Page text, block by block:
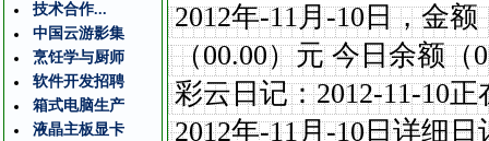
技术合作...
中国云游影集
烹饪学与厨师
软件开发招聘
箱式电脑生产
液晶主板显卡
2012年-11月-10日，金额
（00.00）元 今日余额（
彩云日记：2012-11-10正
2012年-11月-10日详细日